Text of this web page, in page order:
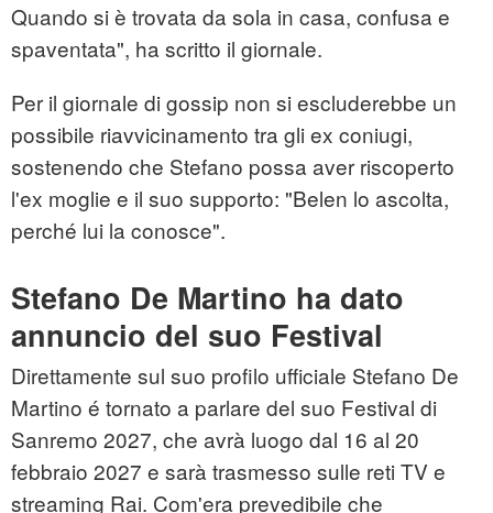
Quando si è trovata da sola in casa, confusa e
spaventata", ha scritto il giornale.
Per il giornale di gossip non si escluderebbe un
possibile riavvicinamento tra gli ex coniugi,
sostenendo che Stefano possa aver riscoperto
l'ex moglie e il suo supporto: "Belen lo ascolta,
perché lui la conosce".
Stefano De Martino ha dato
annuncio del suo Festival
Direttamente sul suo profilo ufficiale Stefano De
Martino é tornato a parlare del suo Festival di
Sanremo 2027, che avrà luogo dal 16 al 20
febbraio 2027 e sarà trasmesso sulle reti TV e
streaming Rai. Com'era prevedibile che